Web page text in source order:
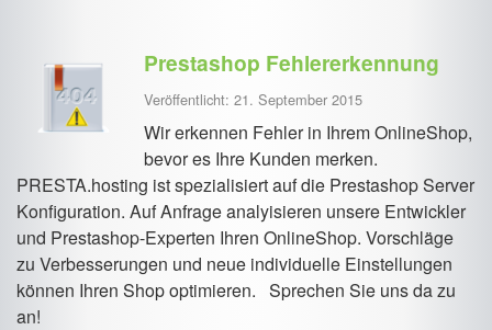
Prestashop Fehlererkennung
Veröffentlicht: 21. September 2015
Wir erkennen Fehler in Ihrem OnlineShop,
bevor es Ihre Kunden merken.
PRESTA.hosting ist spezialisiert auf die Prestashop Server
Konfiguration. Auf Anfrage analyisieren unsere Entwickler
und Prestashop-Experten Ihren OnlineShop. Vorschläge
zu Verbesserungen und neue individuelle Einstellungen
können Ihren Shop optimieren. Sprechen Sie uns da zu
an!